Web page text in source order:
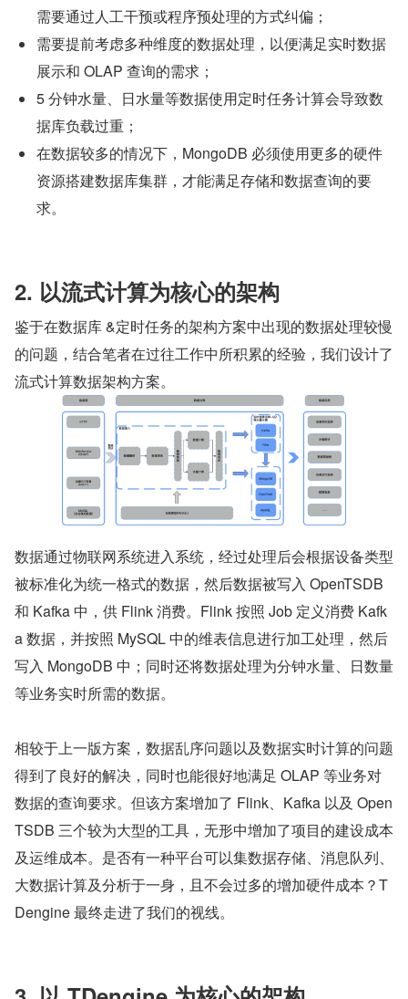
需要通过人工干预或程序预处理的方式纠偏；
需要提前考虑多种维度的数据处理，以便满足实时数据
展示和 OLAP 查询的需求；
5 分钟水量、日水量等数据使用定时任务计算会导致数
据库负载过重；
在数据较多的情况下，MongoDB 必须使用更多的硬件
资源搭建数据库集群，才能满足存储和数据查询的要
求。
2. 以流式计算为核心的架构
鉴于在数据库 &定时任务的架构方案中出现的数据处理较慢
的问题，结合笔者在过往工作中所积累的经验，我们设计了
流式计算数据架构方案。
数据通过物联网系统进入系统，经过处理后会根据设备类型
被标准化为统一格式的数据，然后数据被写入 OpenTSDB
和 Kafka 中，供 Flink 消费。Flink 按照 Job 定义消费 Kafk
a 数据，并按照 MySQL 中的维表信息进行加工处理，然后
写入 MongoDB 中；同时还将数据处理为分钟水量、日数量
等业务实时所需的数据。
相较于上一版方案，数据乱序问题以及数据实时计算的问题
得到了良好的解决，同时也能很好地满足 OLAP 等业务对
数据的查询要求。但该方案增加了 Flink、Kafka 以及 Open
TSDB 三个较为大型的工具，无形中增加了项目的建设成本
及运维成本。是否有一种平台可以集数据存储、消息队列、
大数据计算及分析于一身，且不会过多的增加硬件成本？T
Dengine 最终走进了我们的视线。